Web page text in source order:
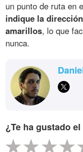
un punto de ruta en
indique la
amarillos, lo que
nunca.
¿Te ha gustado